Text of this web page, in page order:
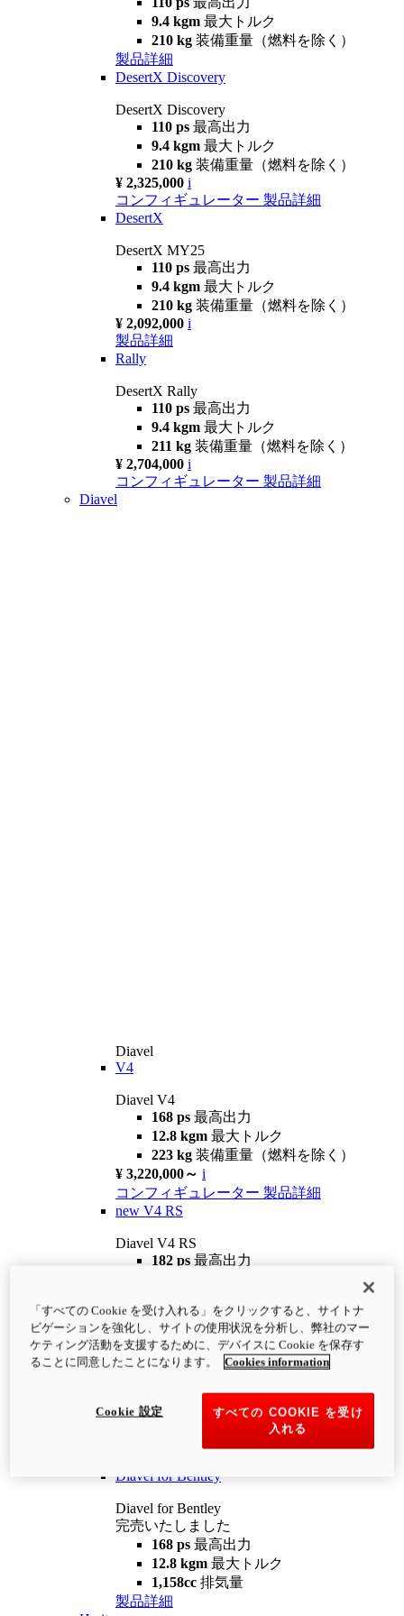
9.4 kgm 最大トルク
210 kg 装備重量（燃料を除く）
製品詳細
DesertX Discovery
DesertX Discovery
110 ps 最高出力
9.4 kgm 最大トルク
210 kg 装備重量（燃料を除く）
¥ 2,325,000 i
コンフィギュレーター 製品詳細
DesertX
DesertX MY25
110 ps 最高出力
9.4 kgm 最大トルク
210 kg 装備重量（燃料を除く）
¥ 2,092,000 i
製品詳細
Rally
DesertX Rally
110 ps 最高出力
9.4 kgm 最大トルク
211 kg 装備重量（燃料を除く）
¥ 2,704,000 i
コンフィギュレーター 製品詳細
Diavel
Diavel
V4
Diavel V4
168 ps 最高出力
12.8 kgm 最大トルク
223 kg 装備重量（燃料を除く）
¥ 3,220,000～ i
コンフィギュレーター 製品詳細
new V4 RS
Diavel V4 RS
182 ps 最高出力
¥4,400,000 i
コンフィギュレーター 製品詳細
newV4 RS 100
12.2 kgm
最大トルク
装備重量（燃料を除く）
Diavel for Bentley
Diavel for Bentley
完売いたしました
168 ps 最高出力
12.8 kgm 最大トルク
1,158cc 排気量
製品詳細
「すべての Cookie を受け入れる」をクリックすると、サイトナ
ビゲーションを強化し、サイトの使用状況を分析し、弊社のマー
ケティング活動を支援するために、デバイスに Cookie を保存す
ることに同意したことになります。
Cookies information
すべての COOKIE を受け
入れる
Cookie 設定